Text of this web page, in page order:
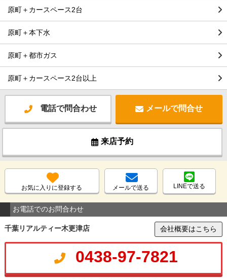
原町＋カースペース2台
原町＋本下水
原町＋都市ガス
原町＋カースペース2台以上
電話で問合わせ メールで問合せ
来店予約
お気に入りに登録する メールで送る LINEで送る
お電話でのお問合わせ
千葉リアルティー木更津店 会社概要はこちら
0438-97-7821